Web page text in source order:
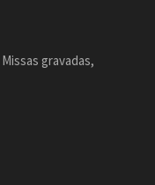
gravadas,